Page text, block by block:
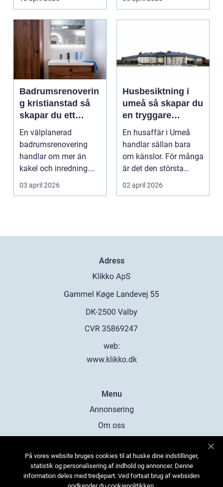
Badrumsrenoverin
g kristianstad så
skapar du ett
funktionellt och
hållbart badrum
En välplanerad
badrumsrenovering
handlar om mer än
kakel och inredning.
För många hushåll
runt Krist...
03 april 2026
Husbesiktning i
umeå så skapar du
en tryggare
bostadsaffär
En husaffär i Umeå
handlar sällan bara
om känslor. För många
är det den största
ekonomiska affären i...
02 april 2026
Adress
web:
www.klikko.dk
Menu
Annonsering
Om oss
Kontakta oss
Sitemap
På vores website bruges cookies til at huske dine indstillinger,
statistik og personalisering af indhold og annoncer. Denne
information deles med tredjepart. Ved fortsat brug af websiden